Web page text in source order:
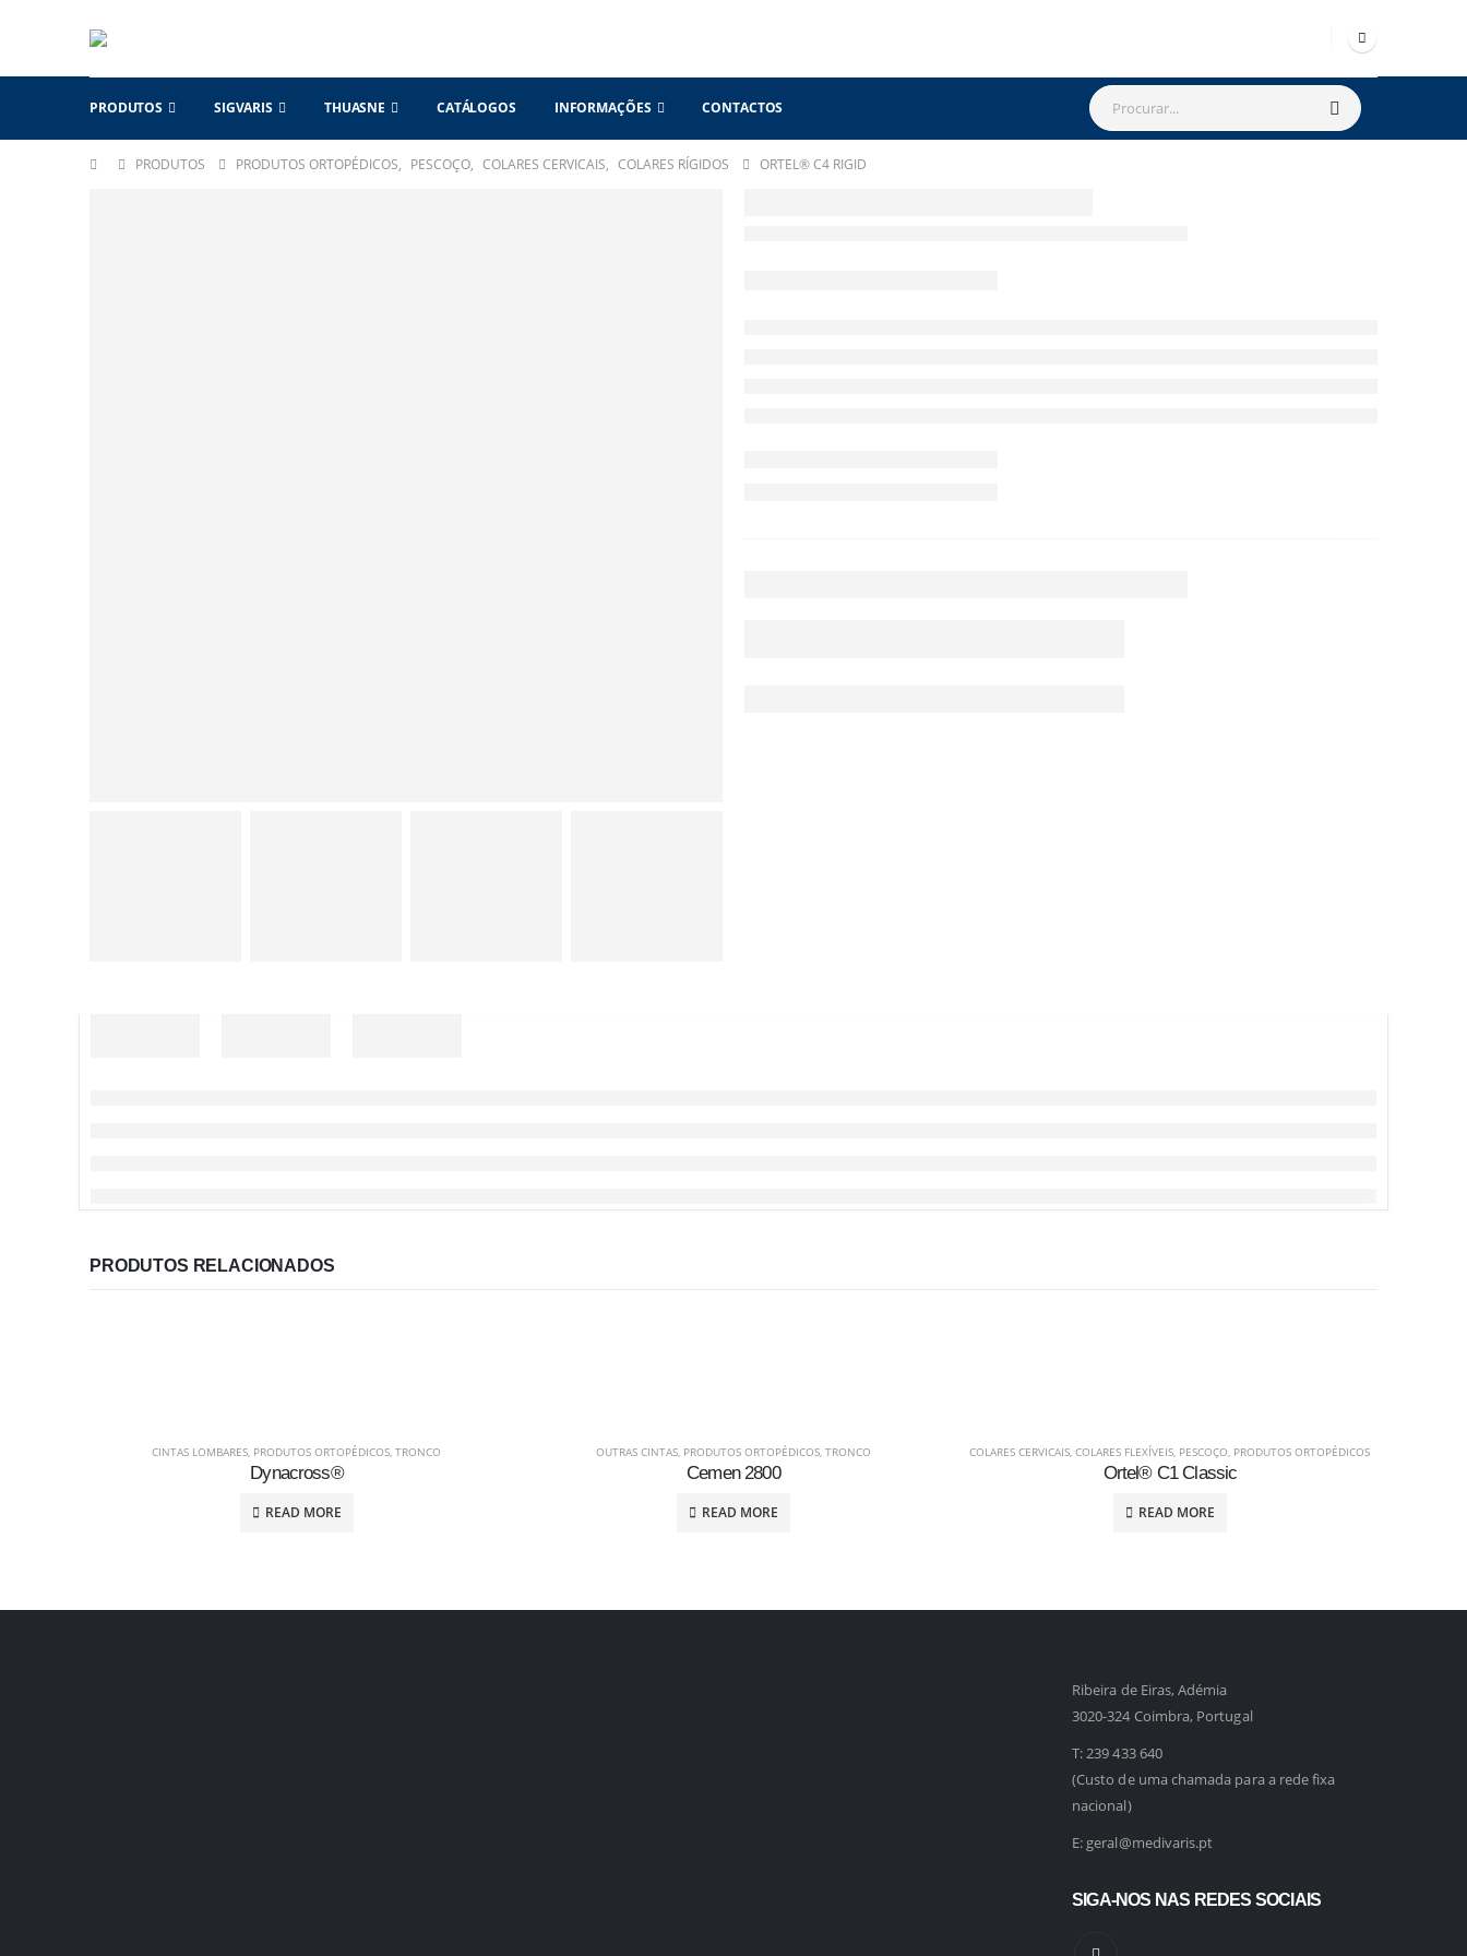
PRODUTOS SIGVARIS THUASNE CATÁLOGOS INFORMAÇÕES CONTACTOS
PRODUTOS PRODUTOS ORTOPÉDICOS, PESCOÇO, COLARES CERVICAIS, COLARES RÍGIDOS ORTEL® C4 RIGID
PRODUTOS RELACIONADOS
CINTAS LOMBARES, PRODUTOS ORTOPÉDICOS,TRONCO
Dynacross®
READ MORE
OUTRAS CINTAS, PRODUTOS ORTOPÉDICOS, TRONCO
Cemen 2800
READ MORE
COLARES CERVICAIS,COLARES FLEXÍVEIS, PESCOÇO, PRODUTOS ORTOPÉDICOS
Ortel® C1 Classic
READ MORE
Ribeira de Eiras, Adémia
3020-324 Coimbra, Portugal
T:239 433 640
(Custo de uma chamada para a rede fixa
nacional)
E: geral@medivaris.pt
SIGA-NOS NAS REDES SOCIAIS